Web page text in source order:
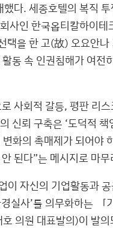
다. 세종호텔의 복직
사인 한국옵티칼하이테
택을 한 고(故) 오요안
동 속 인권침해가 여전
사회적 갈등, 평판 리
신뢰 구축은 ‘도덕적 책
화의 촉매제가 되어야
된다”는 메시지로 마
자신의 기업활동과 공
실사’를 의무화하는 「
의원 대표발의)이 발